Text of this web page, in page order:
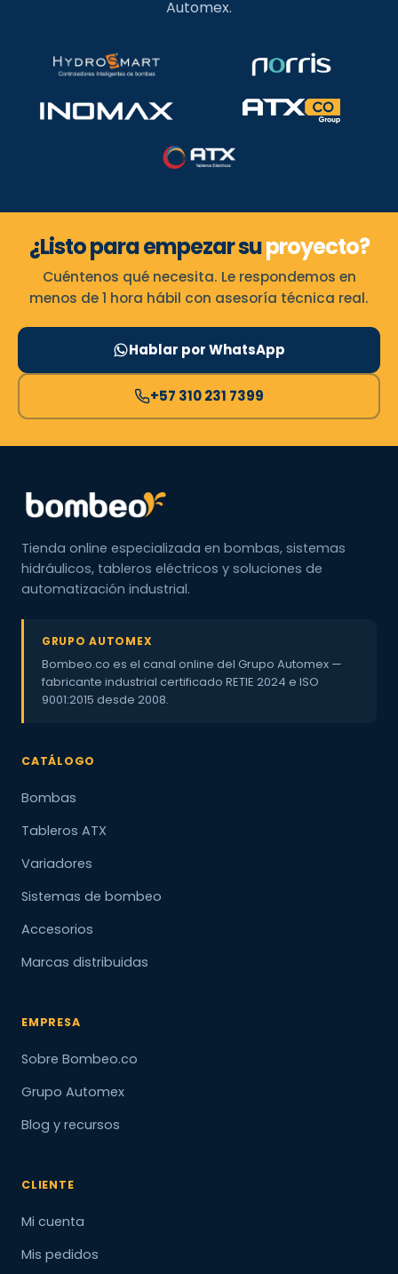
Automex.
¿Listo para empezar suproyecto?
Cuéntenos qué necesita. Le respondemos en
menos de 1 hora hábil con asesoría técnica real.
Hablar por WhatsApp
+57 310 231 7399
Tienda online especializada en bombas, sistemas
hidráulicos, tableros eléctricos y soluciones de
automatización industrial.
GRUPO AUTOMEX
Bombeo.co es el canal online del Grupo Automex —
fabricante industrial certificado RETIE 2024 e ISO
9001:2015 desde 2008.
CATÁLOGO
Bombas
Tableros ATX
Variadores
Sistemas de bombeo
Accesorios
Marcas distribuidas
EMPRESA
Sobre Bombeo.co
Grupo Automex
Blog y recursos
CLIENTE
Mi cuenta
Mis pedidos